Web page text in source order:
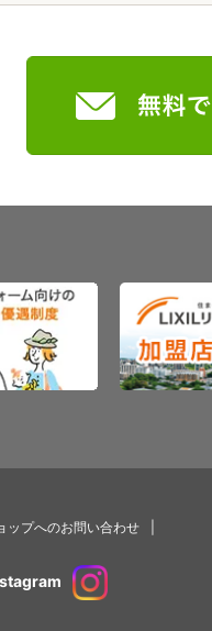
ップへのお問い合わせ